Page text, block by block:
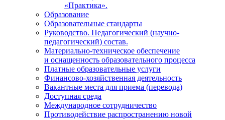
«Практика».
Образование
Образовательные стандарты
Руководство. Педагогический (научно-
педагогический) состав.
Материально-техническое обеспечение
и оснащенность образовательного процесса
Платные образовательные услуги
Финансово-хозяйственная деятельность
Вакантные места для приема (перевода)
Доступная среда
Международное сотрудничество
Противодействие распространению новой